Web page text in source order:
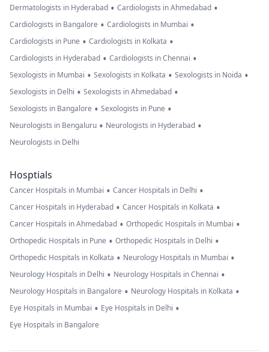
Dermatologists in Hyderabad • Cardiologists in Ahmedabad •
Cardiologists in Bangalore • Cardiologists in Mumbai •
Cardiologists in Pune • Cardiologists in Kolkata •
Cardiologists in Hyderabad • Cardiologists in Chennai •
Sexologists in Mumbai • Sexologists in Kolkata • Sexologists in Noida •
Sexologists in Delhi • Sexologists in Ahmedabad •
Sexologists in Bangalore • Sexologists in Pune •
Neurologists in Bengaluru • Neurologists in Hyderabad •
Neurologists in Delhi
Hosptials
Cancer Hospitals in Mumbai • Cancer Hospitals in Delhi •
Cancer Hospitals in Hyderabad • Cancer Hospitals in Kolkata •
Cancer Hospitals in Ahmedabad • Orthopedic Hospitals in Mumbai •
Orthopedic Hospitals in Pune • Orthopedic Hospitals in Delhi •
Orthopedic Hospitals in Kolkata • Neurology Hospitals in Mumbai •
Neurology Hospitals in Delhi • Neurology Hospitals in Chennai •
Neurology Hospitals in Bangalore • Neurology Hospitals in Kolkata •
Eye Hospitals in Mumbai • Eye Hospitals in Delhi •
Eye Hospitals in Bangalore